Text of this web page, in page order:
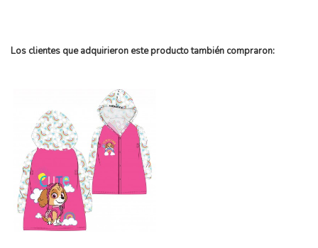
Los clientes que adquirieron este producto también compraron: